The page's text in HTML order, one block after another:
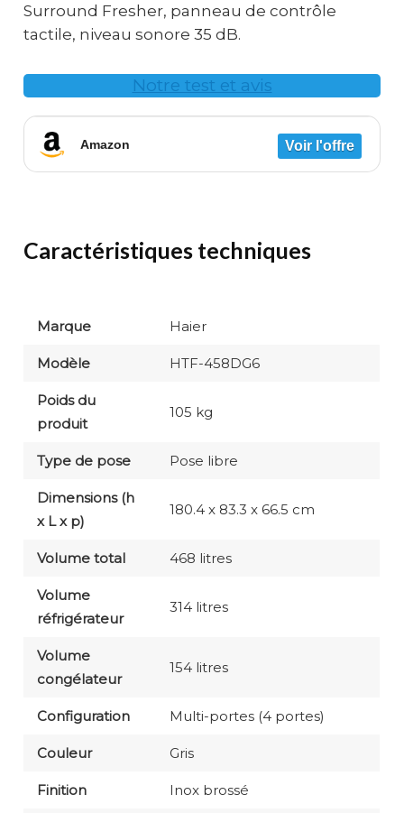
Surround Fresher, panneau de contrôle
tactile, niveau sonore 35 dB.
Notre test et avis
Amazon
Caractéristiques techniques
Marque Haier
Modèle HTF-458DG6
Poids du
produit
105 kg
Type de pose Pose libre
Dimensions (h
x L x p)
180.4 x 83.3 x 66.5 cm
Volume total 468 litres
Volume
réfrigérateur
314 litres
Volume
congélateur
154 litres
Configuration Multi-portes (4 portes)
Couleur Gris
Finition Inox brossé